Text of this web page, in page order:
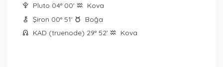
P Pluto 04° 00' x Kova
M Şiron 00° 51' s Boğa
{ KAD (truenode) 29° 52' x Kova